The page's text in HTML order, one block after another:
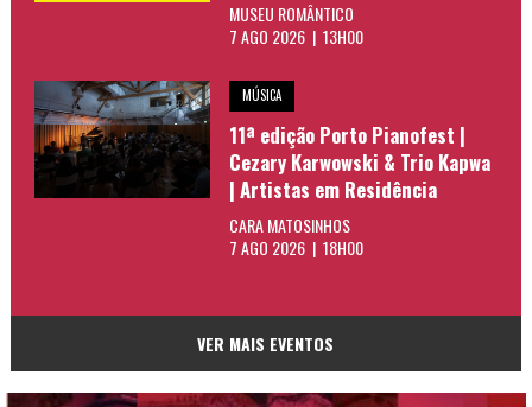
MUSEU ROMÂNTICO
7 AGO 2026 | 13H00
MÚSICA
11ª edição Porto Pianofest |
Cezary Karwowski & Trio Kapwa
| Artistas em Residência
CARA MATOSINHOS
7 AGO 2026 | 18H00
VER MAIS EVENTOS